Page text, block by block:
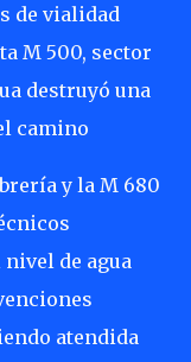
de vialidad
M 500, sector
destruyó una
camino
y la M 680
de agua
atendida